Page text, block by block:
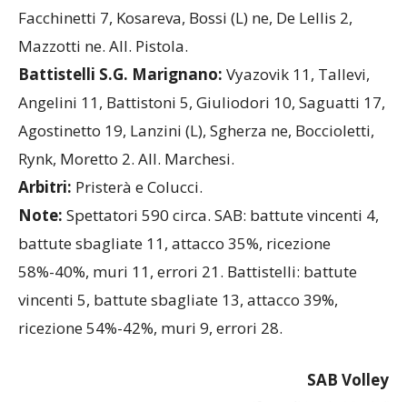
SAB Grima Legnano: Figini ne, Paris (L), Furlan 4,
Muzi, Mingardi 21, Coneo 20, Grigolo 14,
Facchinetti 7, Kosareva, Bossi (L) ne, De Lellis 2,
Mazzotti ne. All. Pistola.
Battistelli S.G. Marignano:Vyazovik 11, Tallevi,
Angelini 11, Battistoni 5, Giuliodori 10, Saguatti 17,
Agostinetto 19, Lanzini (L), Sgherza ne, Boccioletti,
Rynk, Moretto 2. All. Marchesi.
Arbitri: Pristerà e Colucci.
Note:Spettatori 590 circa. SAB: battute vincenti 4,
battute sbagliate 11, attacco 35%, ricezione
58%-40%, muri 11, errori 21. Battistelli: battute